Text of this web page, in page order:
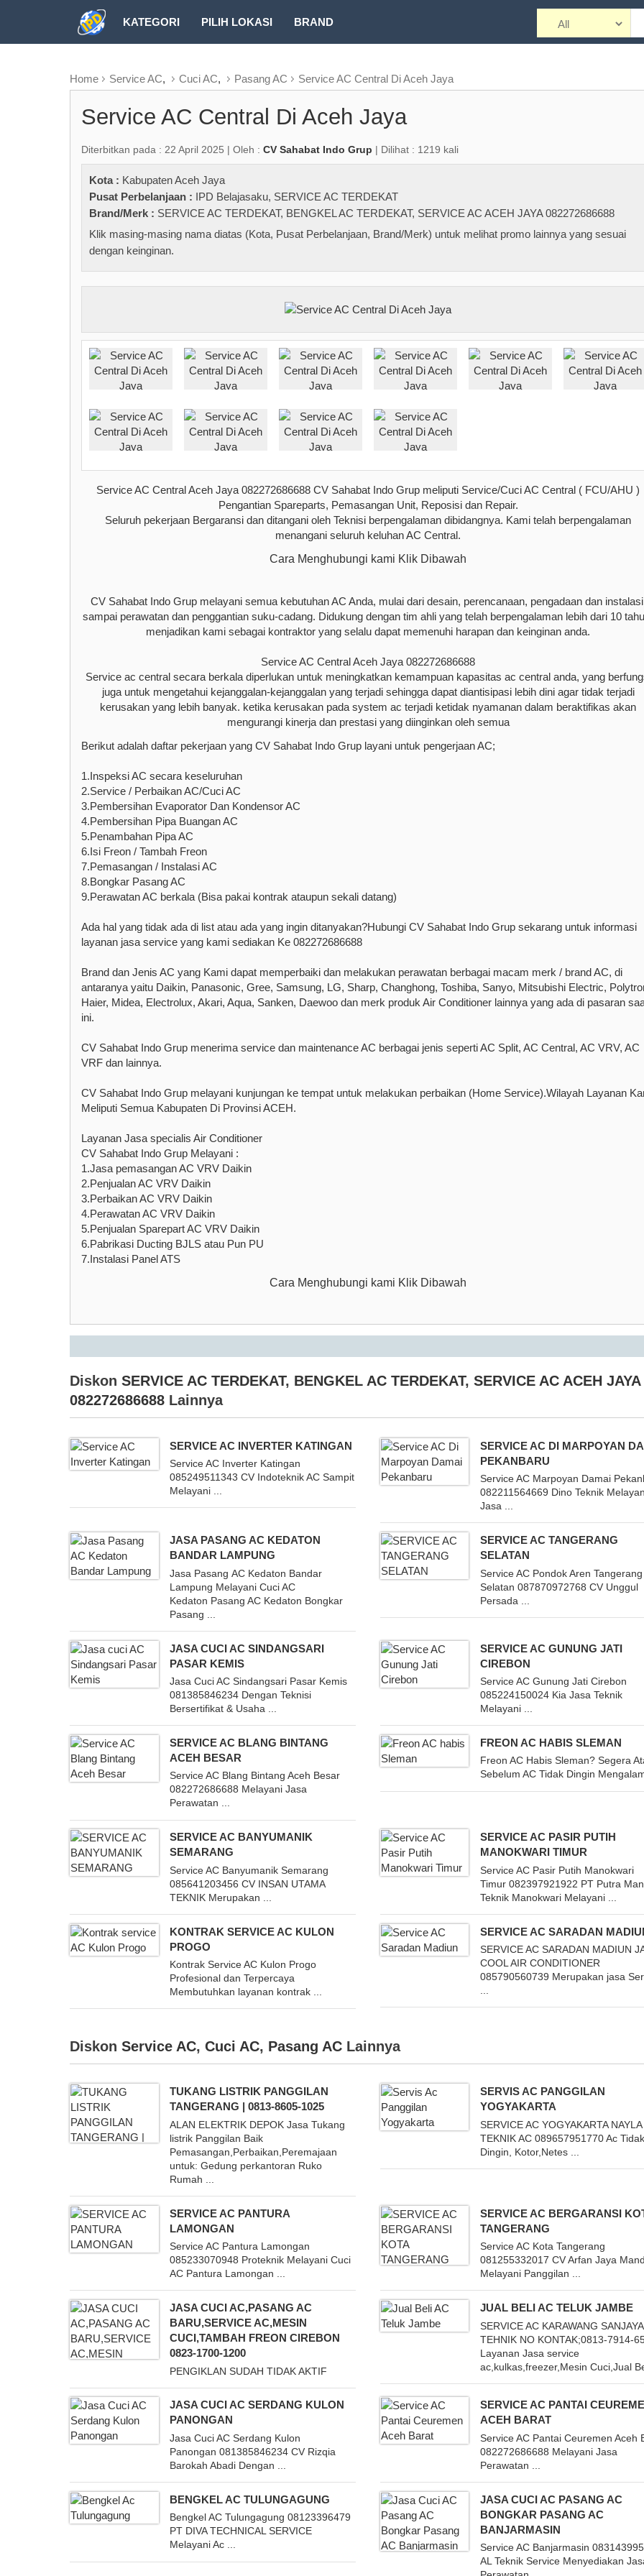
KATEGORI PILIH LOKASI BRAND
Home
Service AC, Cuci AC, Pasang AC Service AC Central Di Aceh Jaya
Service AC Central Di Aceh Jaya
Diterbitkan pada : 22 April 2025 | Oleh : CV Sahabat Indo Grup | Dilihat : 1219 kali
Kota : Kabupaten Aceh Jaya
Pusat Perbelanjaan : IPD Belajasaku, SERVICE AC TERDEKAT
Brand/Merk : SERVICE AC TERDEKAT, BENGKEL AC TERDEKAT, SERVICE AC ACEH JAYA 082272686688
Klik masing-masing nama diatas (Kota, Pusat Perbelanjaan, Brand/Merk) untuk melihat promo lainnya yang sesuai
dengan keinginan.
Service AC Central Aceh Jaya 082272686688 CV Sahabat Indo Grup meliputi Service/Cuci AC Central ( FCU/AHU )
Pengantian Spareparts, Pemasangan Unit, Reposisi dan Repair.
Seluruh pekerjaan Bergaransi dan ditangani oleh Teknisi berpengalaman dibidangnya. Kami telah berpengalaman
menangani seluruh keluhan AC Central.
Cara Menghubungi kami Klik Dibawah
CV Sahabat Indo Grup melayani semua kebutuhan AC Anda, mulai dari desain, perencanaan, pengadaan dan
sampai perawatan dan penggantian suku-cadang. Didukung dengan tim ahli yang telah berpengalaman lebih dari 10
menjadikan kami sebagai kontraktor yang selalu dapat memenuhi harapan dan keinginan anda.
Service AC Central Aceh Jaya 082272686688
Service ac central secara berkala diperlukan untuk meningkatkan kemampuan kapasitas ac central anda, yang
juga untuk mengetahui kejanggalan-kejanggalan yang terjadi sehingga dapat diantisipasi lebih dini agar tidak terjadi
kerusakan yang lebih banyak. ketika kerusakan pada system ac terjadi ketidak nyamanan dalam beraktifikas akan
mengurangi kinerja dan prestasi yang diinginkan oleh semua
Berikut adalah daftar pekerjaan yang CV Sahabat Indo Grup layani untuk pengerjaan AC;
1.Inspeksi AC secara keseluruhan
2.Service / Perbaikan AC/Cuci AC
3.Pembersihan Evaporator Dan Kondensor AC
4.Pembersihan Pipa Buangan AC
5.Penambahan Pipa AC
6.Isi Freon / Tambah Freon
7.Pemasangan / Instalasi AC
8.Bongkar Pasang AC
9.Perawatan AC berkala (Bisa pakai kontrak ataupun sekali datang)
Ada hal yang tidak ada di list atau ada yang ingin ditanyakan?Hubungi CV Sahabat Indo Grup sekarang untuk informasi
layanan jasa service yang kami sediakan Ke 082272686688
Brand dan Jenis AC yang Kami dapat memperbaiki dan melakukan perawatan berbagai macam merk / brand AC, di
antaranya yaitu Daikin, Panasonic, Gree, Samsung, LG, Sharp, Changhong, Toshiba, Sanyo, Mitsubishi Electric,
Haier, Midea, Electrolux, Akari, Aqua, Sanken, Daewoo dan merk produk Air Conditioner lainnya yang ada di pasaran
ini.
CV Sahabat Indo Grup menerima service dan maintenance AC berbagai jenis seperti AC Split, AC Central, AC VRV, AC
VRF dan lainnya.
CV Sahabat Indo Grup melayani kunjungan ke tempat untuk melakukan perbaikan (Home Service).Wilayah Layanan
Meliputi Semua Kabupaten Di Provinsi ACEH.
Layanan Jasa specialis Air Conditioner
CV Sahabat Indo Grup Melayani :
1.Jasa pemasangan AC VRV Daikin
2.Penjualan AC VRV Daikin
3.Perbaikan AC VRV Daikin
4.Perawatan AC VRV Daikin
5.Penjualan Sparepart AC VRV Daikin
6.Pabrikasi Ducting BJLS atau Pun PU
7.Instalasi Panel ATS
Cara Menghubungi kami Klik Dibawah
Diskon SERVICE AC TERDEKAT, BENGKEL AC TERDEKAT, SERVICE AC ACEH JAYA
082272686688 Lainnya
SERVICE AC INVERTER KATINGAN
Service AC Inverter Katingan
085249511343 CV Indoteknik AC Sampit
Melayani ...
SERVICE AC DI MARPOYAN
PEKANBARU
Service AC Marpoyan Damai
082211564669 Dino Teknik
Jasa ...
JASA PASANG AC KEDATON
BANDAR LAMPUNG
Jasa Pasang AC Kedaton Bandar
Lampung Melayani Cuci AC
Kedaton Pasang AC Kedaton Bongkar
Pasang ...
SERVICE AC TANGERANG
SELATAN
Service AC Pondok Aren Tangerang
Selatan 087870972768 CV Unggul
Persada ...
JASA CUCI AC SINDANGSARI
PASAR KEMIS
Jasa Cuci AC Sindangsari Pasar Kemis
081385846234 Dengan Teknisi
Bersertifikat & Usaha ...
SERVICE AC GUNUNG JATI
CIREBON
Service AC Gunung Jati Cirebon
085224150024 Kia Jasa Teknik
Melayani ...
SERVICE AC BLANG BINTANG
ACEH BESAR
Service AC Blang Bintang Aceh Besar
082272686688 Melayani Jasa
Perawatan ...
FREON AC HABIS SLEMAN
Freon AC Habis Sleman? Segera
Sebelum AC Tidak Dingin
SERVICE AC BANYUMANIK
SEMARANG
Service AC Banyumanik Semarang
085641203456 CV INSAN UTAMA
TEKNIK Merupakan ...
SERVICE AC PASIR PUTIH
MANOKWARI TIMUR
Service AC Pasir Putih Manokwari
Timur 082397921922 PT Putra
Teknik Manokwari Melayani ...
KONTRAK SERVICE AC KULON
PROGO
Kontrak Service AC Kulon Progo
Profesional dan Terpercaya
Membutuhkan layanan kontrak ...
SERVICE AC SARADAN
SERVICE AC SARADAN MADIUN
COOL AIR CONDITIONER
085790560739 Merupakan jasa
Diskon Service AC, Cuci AC, Pasang AC Lainnya
TUKANG LISTRIK PANGGILAN
TANGERANG | 0813-8605-1025
ALAN ELEKTRIK DEPOK Jasa Tukang
listrik Panggilan Baik
Pemasangan,Perbaikan,Peremajaan
untuk: Gedung perkantoran Ruko
Rumah ...
SERVIS AC PANGGILAN
YOGYAKARTA
SERVICE AC YOGYAKARTA NAYLA
TEKNIK AC 089657951770 Ac Tidak
Dingin, Kotor,Netes ...
SERVICE AC PANTURA
LAMONGAN
Service AC Pantura Lamongan
085233070948 Proteknik Melayani Cuci
AC Pantura Lamongan ...
SERVICE AC BERGARANSI
TANGERANG
Service AC Kota Tangerang
081255332017 CV Arfan Jaya
Melayani Panggilan ...
JASA CUCI AC,PASANG AC
BARU,SERVICE AC,MESIN
CUCI,TAMBAH FREON CIREBON
0823-1700-1200
PENGIKLAN SUDAH TIDAK AKTIF
JUAL BELI AC TELUK JAMBE
SERVICE AC KARAWANG SANJAYA
TEHNIK NO KONTAK;0813-7914-
Layanan Jasa service
ac,kulkas,freezer,Mesin Cuci,Jual
JASA CUCI AC SERDANG KULON
PANONGAN
Jasa Cuci AC Serdang Kulon
Panongan 081385846234 CV Rizqia
Barokah Abadi Dengan ...
SERVICE AC PANTAI
ACEH BARAT
Service AC Pantai Ceuremen Aceh
082272686688 Melayani Jasa
Perawatan ...
BENGKEL AC TULUNGAGUNG
Bengkel AC Tulungagung 08123396479
PT DIVA TECHNICAL SERVICE
Melayani Ac ...
JASA CUCI AC PASANG AC
BONGKAR PASANG AC
BANJARMASIN
Service AC Banjarmasin
AL Teknik Service Menyediakan